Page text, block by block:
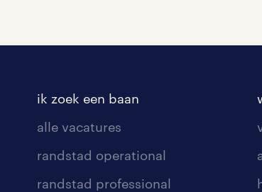
ik zoek een baan
alle vacatures
randstad operational
randstad professional